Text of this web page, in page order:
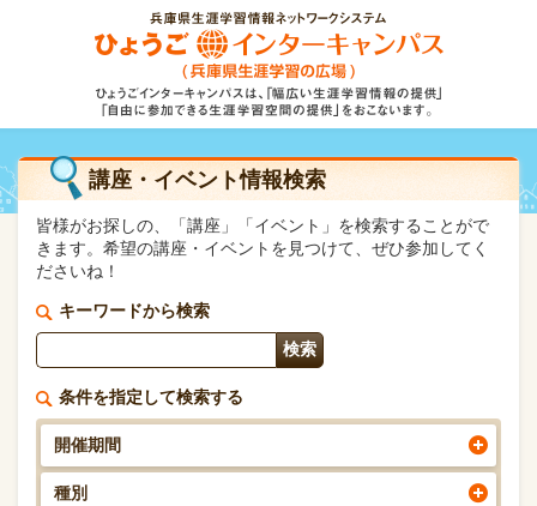
講座・イベント情報検索
皆様がお探しの、「講座」「イベント」を検索することがで
きます。希望の講座・イベントを見つけて、ぜひ参加してく
ださいね！
キーワードから検索
条件を指定して検索する
開催期間
種別